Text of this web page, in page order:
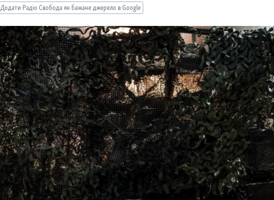
Додати Радіо Свобода як бажане джерело в Google